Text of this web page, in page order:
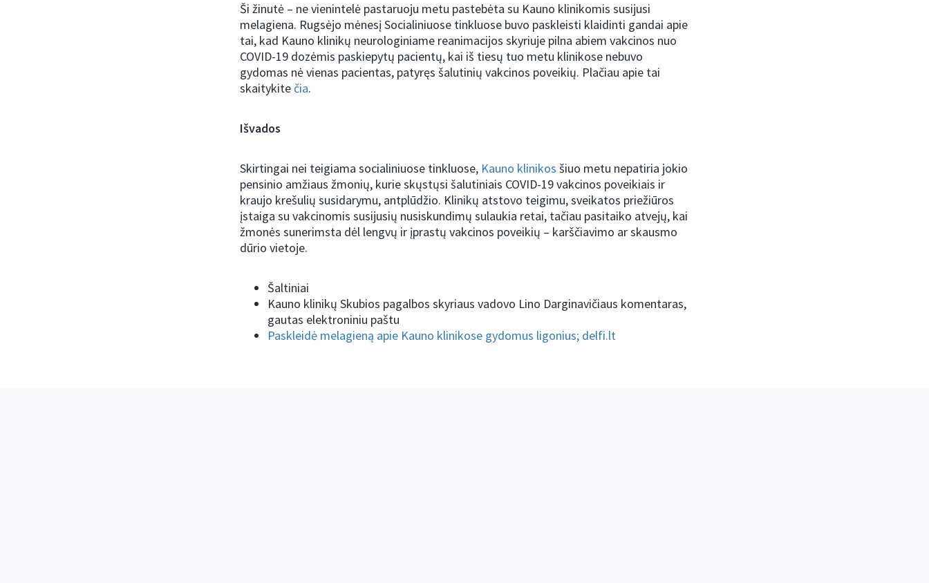
Ši žinutė – ne vienintelė pastaruoju metu pastebėta su Kauno klinikomis susijusi
melagiena. Rugsėjo mėnesį Socialiniuose tinkluose buvo paskleisti klaidinti gandai apie
tai, kad Kauno klinikų neurologiniame reanimacijos skyriuje pilna abiem vakcinos nuo
COVID-19 dozėmis paskiepytų pacientų, kai iš tiesų tuo metu klinikose nebuvo
gydomas nė vienas pacientas, patyręs šalutinių vakcinos poveikių. Plačiau apie tai
skaitykitečia.
Išvados
Skirtingai nei teigiama socialiniuose tinkluose, Kauno klinikos šiuo metu nepatiria jokio
pensinio amžiaus žmonių, kurie skųstųsi šalutiniais COVID-19 vakcinos poveikiais ir
kraujo krešulių susidarymu, antplūdžio. Klinikų atstovo teigimu, sveikatos priežiūros
įstaiga su vakcinomis susijusių nusiskundimų sulaukia retai, tačiau pasitaiko atvejų, kai
žmonės sunerimsta dėl lengvų ir įprastų vakcinos poveikių – karščiavimo ar skausmo
dūrio vietoje.
Šaltiniai
Kauno klinikų Skubios pagalbos skyriaus vadovo Lino Darginavičiaus komentaras,
gautas elektroniniu paštu
Paskleidė melagieną apie Kauno klinikose gydomus ligonius; delfi.lt